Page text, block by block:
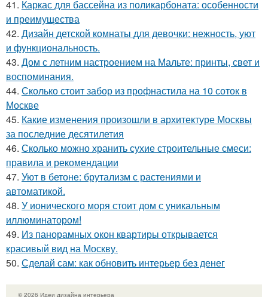
41. Каркас для бассейна из поликарбоната: особенности
и преимущества
42. Дизайн детской комнаты для девочки: нежность, уют
и функциональность.
43. Дом с летним настроением на Мальте: принты, свет и
воспоминания.
44. Сколько стоит забор из профнастила на 10 соток в
Москве
45. Какие изменения произошли в архитектуре Москвы
за последние десятилетия
46. Сколько можно хранить сухие строительные смеси:
правила и рекомендации
47. Уют в бетоне: брутализм с растениями и
автоматикой.
48. У ионического моря стоит дом с уникальным
иллюминатором!
49. Из панорамных окон квартиры открывается
красивый вид на Москву.
50. Сделай сам: как обновить интерьер без денег
© 2026 Идеи дизайна интерьера